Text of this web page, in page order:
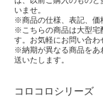
いませ。
※商品の仕様、表記、価
※こちらの商品は大型宅
す。お気軽にお問い合わ
※納期が異なる商品をあ
送いたします。
コロコロシリーズ